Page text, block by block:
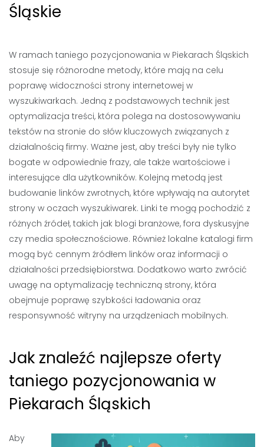
Śląskie
W ramach taniego pozycjonowania w Piekarach Śląskich
stosuje się różnorodne metody, które mają na celu
poprawę widoczności strony internetowej w
wyszukiwarkach. Jedną z podstawowych technik jest
optymalizacja treści, która polega na dostosowywaniu
tekstów na stronie do słów kluczowych związanych z
działalnością firmy. Ważne jest, aby treści były nie tylko
bogate w odpowiednie frazy, ale także wartościowe i
interesujące dla użytkowników. Kolejną metodą jest
budowanie linków zwrotnych, które wpływają na autorytet
strony w oczach wyszukiwarek. Linki te mogą pochodzić z
różnych źródeł, takich jak blogi branżowe, fora dyskusyjne
czy media społecznościowe. Również lokalne katalogi firm
mogą być cennym źródłem linków oraz informacji o
działalności przedsiębiorstwa. Dodatkowo warto zwrócić
uwagę na optymalizację techniczną strony, która
obejmuje poprawę szybkości ładowania oraz
responsywność witryny na urządzeniach mobilnych.
Jak znaleźć najlepsze oferty
taniego pozycjonowania w
Piekarach Śląskich
Aby